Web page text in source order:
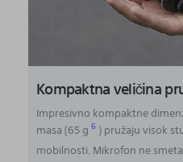
Kompaktna veličina
Impresivno kompaktne
masa (65 g6) pružaju visok
mobilnosti. Mikrofon ne smeta